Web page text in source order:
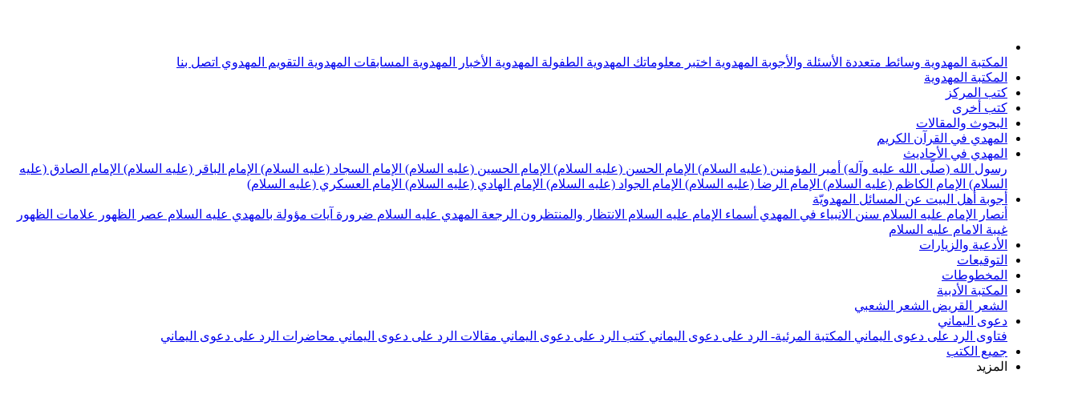
المكتبة المهدوية وسائط متعددة الأسئلة والأجوبة المهدوية اختبر معلوماتك المهدوية الطفولة المهدوية الأخبار المهدوية المسابقات المهدوية التقويم المهدوي اتصل بنا
المكتبة المهدوية
كتب المركز
كتب أخرى
البحوث والمقالات
المهدي في القرآن الكريم
المهدي في الأحاديث
رسول الله (صلّى الله عليه وآله) أمير المؤمنين (عليه السلام) الإمام الحسن (عليه السلام) الإمام الحسين (عليه السلام) الإمام السجاد (عليه السلام) الإمام الباقر (عليه السلام) الإمام الصادق (عليه
السلام) الإمام الكاظم (عليه السلام) الإمام الرضا (عليه السلام) الإمام الجواد (عليه السلام) الإمام الهادي (عليه السلام) الإمام العسكري (عليه السلام)
أجوبة أهل البيت عن المسائل المهدويّة
أنصار الإمام عليه السلام سنن الانبياء في المهدي أسماء الإمام عليه السلام الانتظار والمنتظرون الرجعة المهدي عليه السلام ضرورة آيات مؤولة بالمهدي عليه السلام عصر الظهور
علامات الظهور
غيبة الامام عليه السلام
الأدعية والزيارات
التوقيعات
المخطوطات
المكتبة الأدبية
الشعر القريض الشعر الشعبي
دعوى اليماني
فتاوى الرد على دعوى اليماني المكتبة المرئية- الرد على دعوى اليماني كتب الرد على دعوى اليماني مقالات الرد على دعوى اليماني محاضرات الرد على دعوى اليماني
جميع الكتب
المزيد